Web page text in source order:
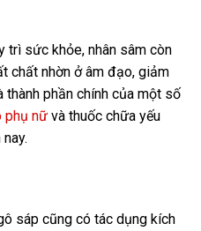
trì sức khỏe, nhân sâm còn
chất nhờn ở âm đạo, giảm
thành phần chính của một số
phụ nữ và thuốc chữa yếu
sáp cũng có tác dụng kích